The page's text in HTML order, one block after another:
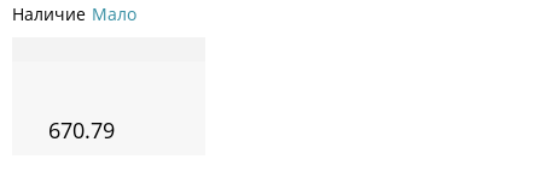
Наличие Мало
670.79